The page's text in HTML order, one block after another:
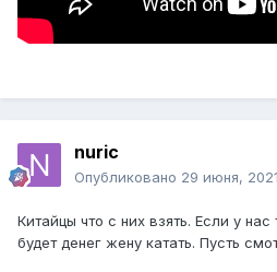
nuric
Опубликовано 29 июня, 2021
Китайцы что с них взять. Если у
будет денег жену катать. Пусть